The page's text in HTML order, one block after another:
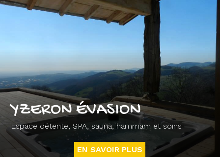
YZERON ÉVASION
Espace détente, SPA, sauna, hammam et soins
EN SAVOIR PLUS